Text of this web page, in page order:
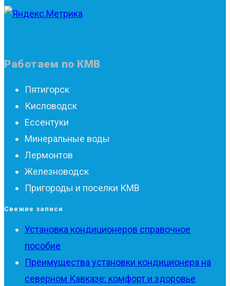
Работаем по КМВ
Пятигорск
Кисловодск
Ессентуки
Минеральные воды
Лермонтов
Железноводск
Пригороды и поселки КМВ
Свежие записи
Установка кондиционеров справочное
пособие
Преимущества установки кондиционера на
северном Кавказе: комфорт и здоровье